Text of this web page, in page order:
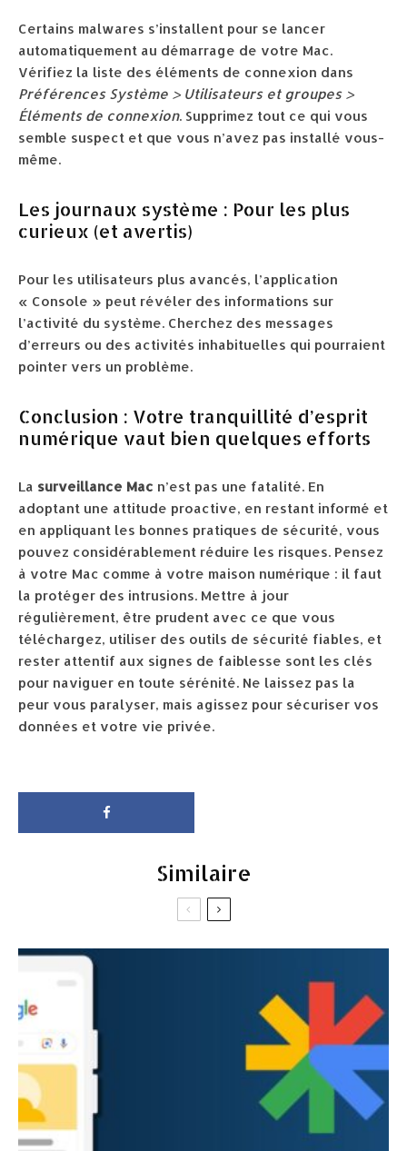
Certains malwares s’installent pour se lancer
automatiquement au démarrage de votre Mac.
Vérifiez la liste des éléments de connexion dans
Préférences Système > Utilisateurs et groupes >
Éléments de connexion. Supprimez tout ce qui vous
semble suspect et que vous n’avez pas installé vous-
même.
Les journaux système : Pour les plus
curieux (et avertis)
Pour les utilisateurs plus avancés, l’application
« Console » peut révéler des informations sur
l’activité du système. Cherchez des messages
d’erreurs ou des activités inhabituelles qui pourraient
pointer vers un problème.
Conclusion : Votre tranquillité d’esprit
numérique vaut bien quelques efforts
La surveillance Mac n’est pas une fatalité. En
adoptant une attitude proactive, en restant informé et
en appliquant les bonnes pratiques de sécurité, vous
pouvez considérablement réduire les risques. Pensez
à votre Mac comme à votre maison numérique : il faut
la protéger des intrusions. Mettre à jour
régulièrement, être prudent avec ce que vous
téléchargez, utiliser des outils de sécurité fiables, et
rester attentif aux signes de faiblesse sont les clés
pour naviguer en toute sérénité. Ne laissez pas la
peur vous paralyser, mais agissez pour sécuriser vos
données et votre vie privée.
Similaire